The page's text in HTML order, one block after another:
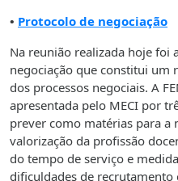
• Protocolo de negociação
Na reunião realizada hoje foi
negociação que constitui
dos processos negociais. A
apresentada pelo MECI por
prever como matérias para a
valorização da profissão
do tempo de serviço e
dificuldades de